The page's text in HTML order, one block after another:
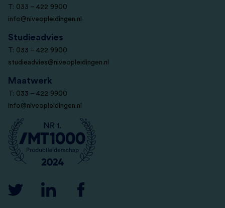
T: 033 – 422 9900
info@niveopleidingen.nl
Studieadvies
T: 033 – 422 9900
studieadvies@niveopleidingen.nl
Maatwerk
T: 033 – 422 9900
info@niveopleidingen.nl